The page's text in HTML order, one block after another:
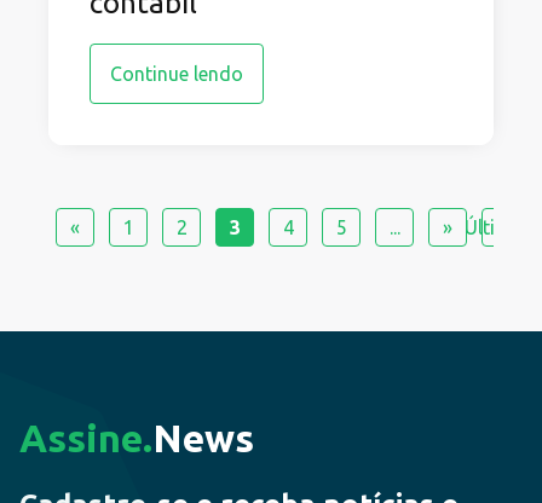
Continue lendo
« 1 2 3 4 5 ... » Última »
Assine.News